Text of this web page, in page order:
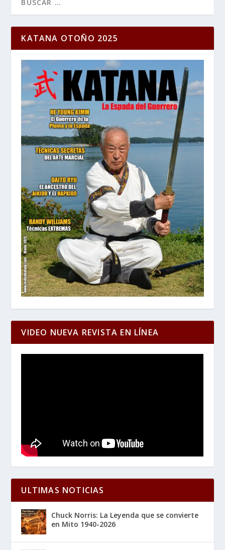
KATANA OTOÑO 2025
VIDEO NUEVA REVISTA EN LÍNEA
ULTIMAS NOTICIAS
Chuck Norris: La Leyenda que se convierte
en Mito 1940-2026